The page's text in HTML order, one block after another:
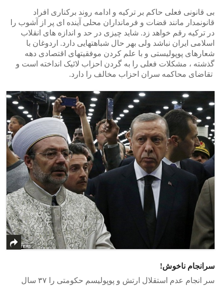
بی قانونی فعلی حاکم بر ترکیه و ادامه روند برکناری افراد
قانونمدار مانند قضات و فرمانداران محلی آینده ای پر از آشوب را
در ترکیه رقم خواهد زد. شاید چیزی در حد و اندازه های انقلاب
اسلامی ایران نباشد ولی بهر حال شباهتهایی دارد. اردوغان با
شعارهای پوپولیستی و با علم کردن موفقیتهای اقتصادی دهه
گذشته ، مشکلات فعلی را به گردن احزاب لائیک انداخته است و
تقاضای محاکمه سران احزاب مخالف را دارد.
سرانجام ناخوش!
سر انجام عدم استقلال ارتش و پوپولیسم حکومتی را ۳۷ سال